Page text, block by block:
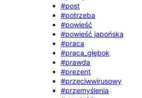
#post
#potrzeba
#powieść
#powieść japońska
#praca
#praca_głębok
#prawda
#prezent
#przeciwwirusowy
#przemyślenia